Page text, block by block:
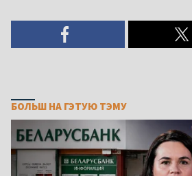
БОЛЬШ НА ГЭТУЮ ТЭМУ